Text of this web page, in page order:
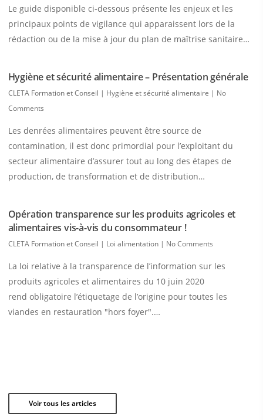
Le guide disponible ci-dessous présente les enjeux et les
principaux points de vigilance qui apparaissent lors de la
rédaction ou de la mise à jour du plan de maîtrise sanitaire…
Hygiène et sécurité alimentaire – Présentation générale
CLETA Formation et Conseil | Hygiène et sécurité alimentaire | No
Comments
Les denrées alimentaires peuvent être source de
contamination, il est donc primordial pour l’exploitant du
secteur alimentaire d’assurer tout au long des étapes de
production, de transformation et de distribution…
Opération transparence sur les produits agricoles et
alimentaires vis-à-vis du consommateur !
CLETA Formation et Conseil | Loi alimentation | No Comments
La loi relative à la transparence de l’information sur les
produits agricoles et alimentaires du 10 juin 2020
rend obligatoire l’étiquetage de l’origine pour toutes les
viandes en restauration "hors foyer".…
Voir tous les articles